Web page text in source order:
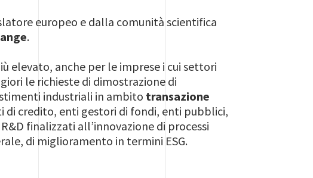
europeo e dalla comunità scientifica
.
elevato, anche per le imprese i cui settori
le richieste di dimostrazione di
industriali in ambito transazione
di credito, enti gestori di fondi, enti pubblici,
finalizzati all’innovazione di processi
di miglioramento in termini ESG.